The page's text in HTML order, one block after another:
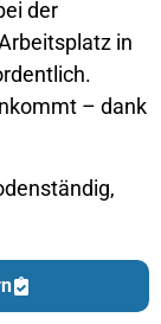
der
in
– dank